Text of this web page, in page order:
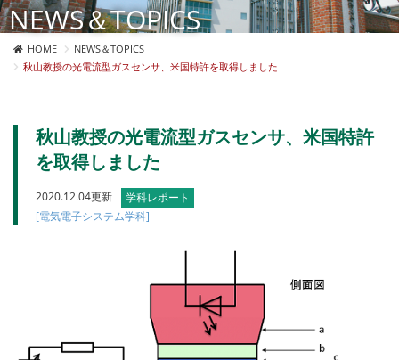
NEWS＆TOPICS
HOME
NEWS＆TOPICS
秋山教授の光電流型ガスセンサ、米国特許を取得しました
秋山教授の光電流型ガスセンサ、米国特許
を取得しました
2020.12.04更新
学科レポート
[電気電子システム学科]